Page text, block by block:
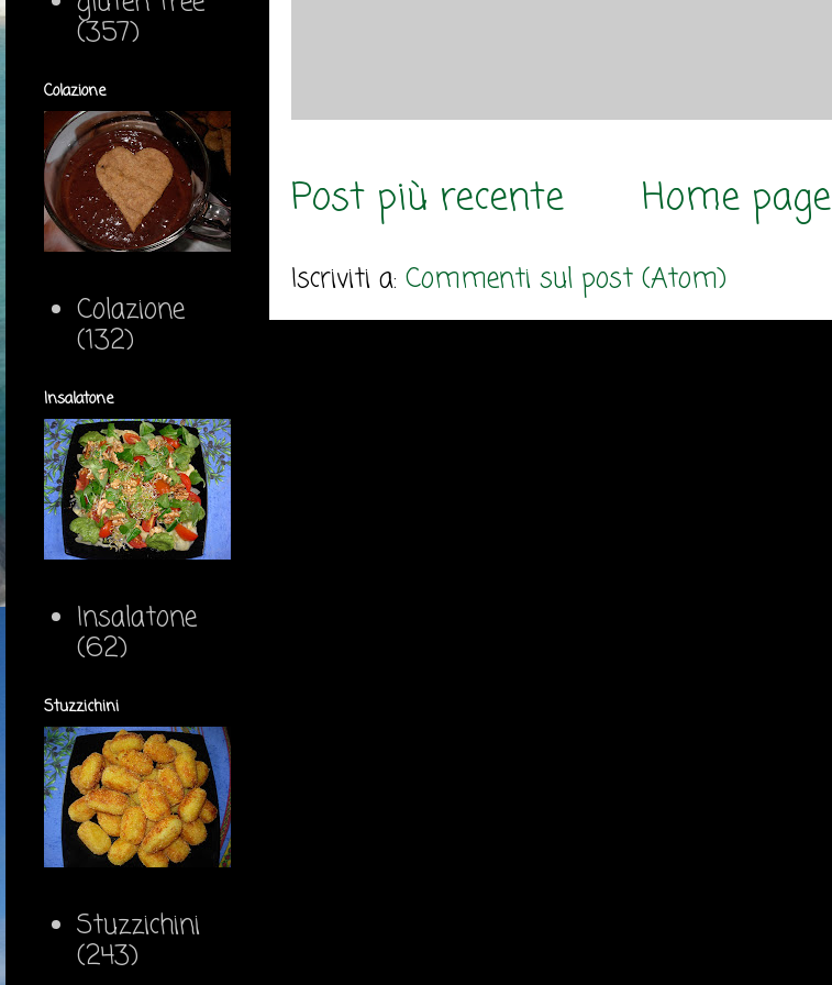
Post più recente Home page
Iscriviti a: Commenti sul post (Atom)
(357)
Colazione
Colazione
(132)
Insalatone
Insalatone
(62)
Stuzzichini
Stuzzichini
(243)